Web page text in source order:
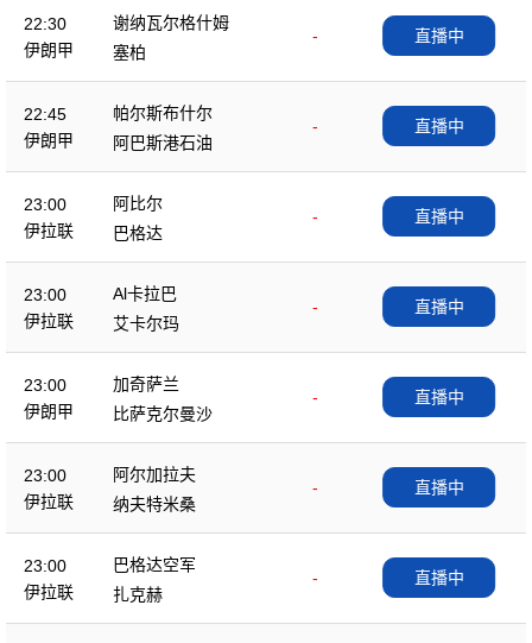
22:30
伊朗甲
谢纳瓦尔格什姆
-
塞柏
直播中
22:45
伊朗甲
帕尔斯布什尔
-
阿巴斯港石油
直播中
23:00
伊拉联
阿比尔
-
巴格达
直播中
23:00
伊拉联
Al卡拉巴
-
艾卡尔玛
直播中
23:00
伊朗甲
加奇萨兰
-
比萨克尔曼沙
直播中
23:00
伊拉联
阿尔加拉夫
-
纳夫特米桑
直播中
23:00
伊拉联
巴格达空军
-
扎克赫
直播中